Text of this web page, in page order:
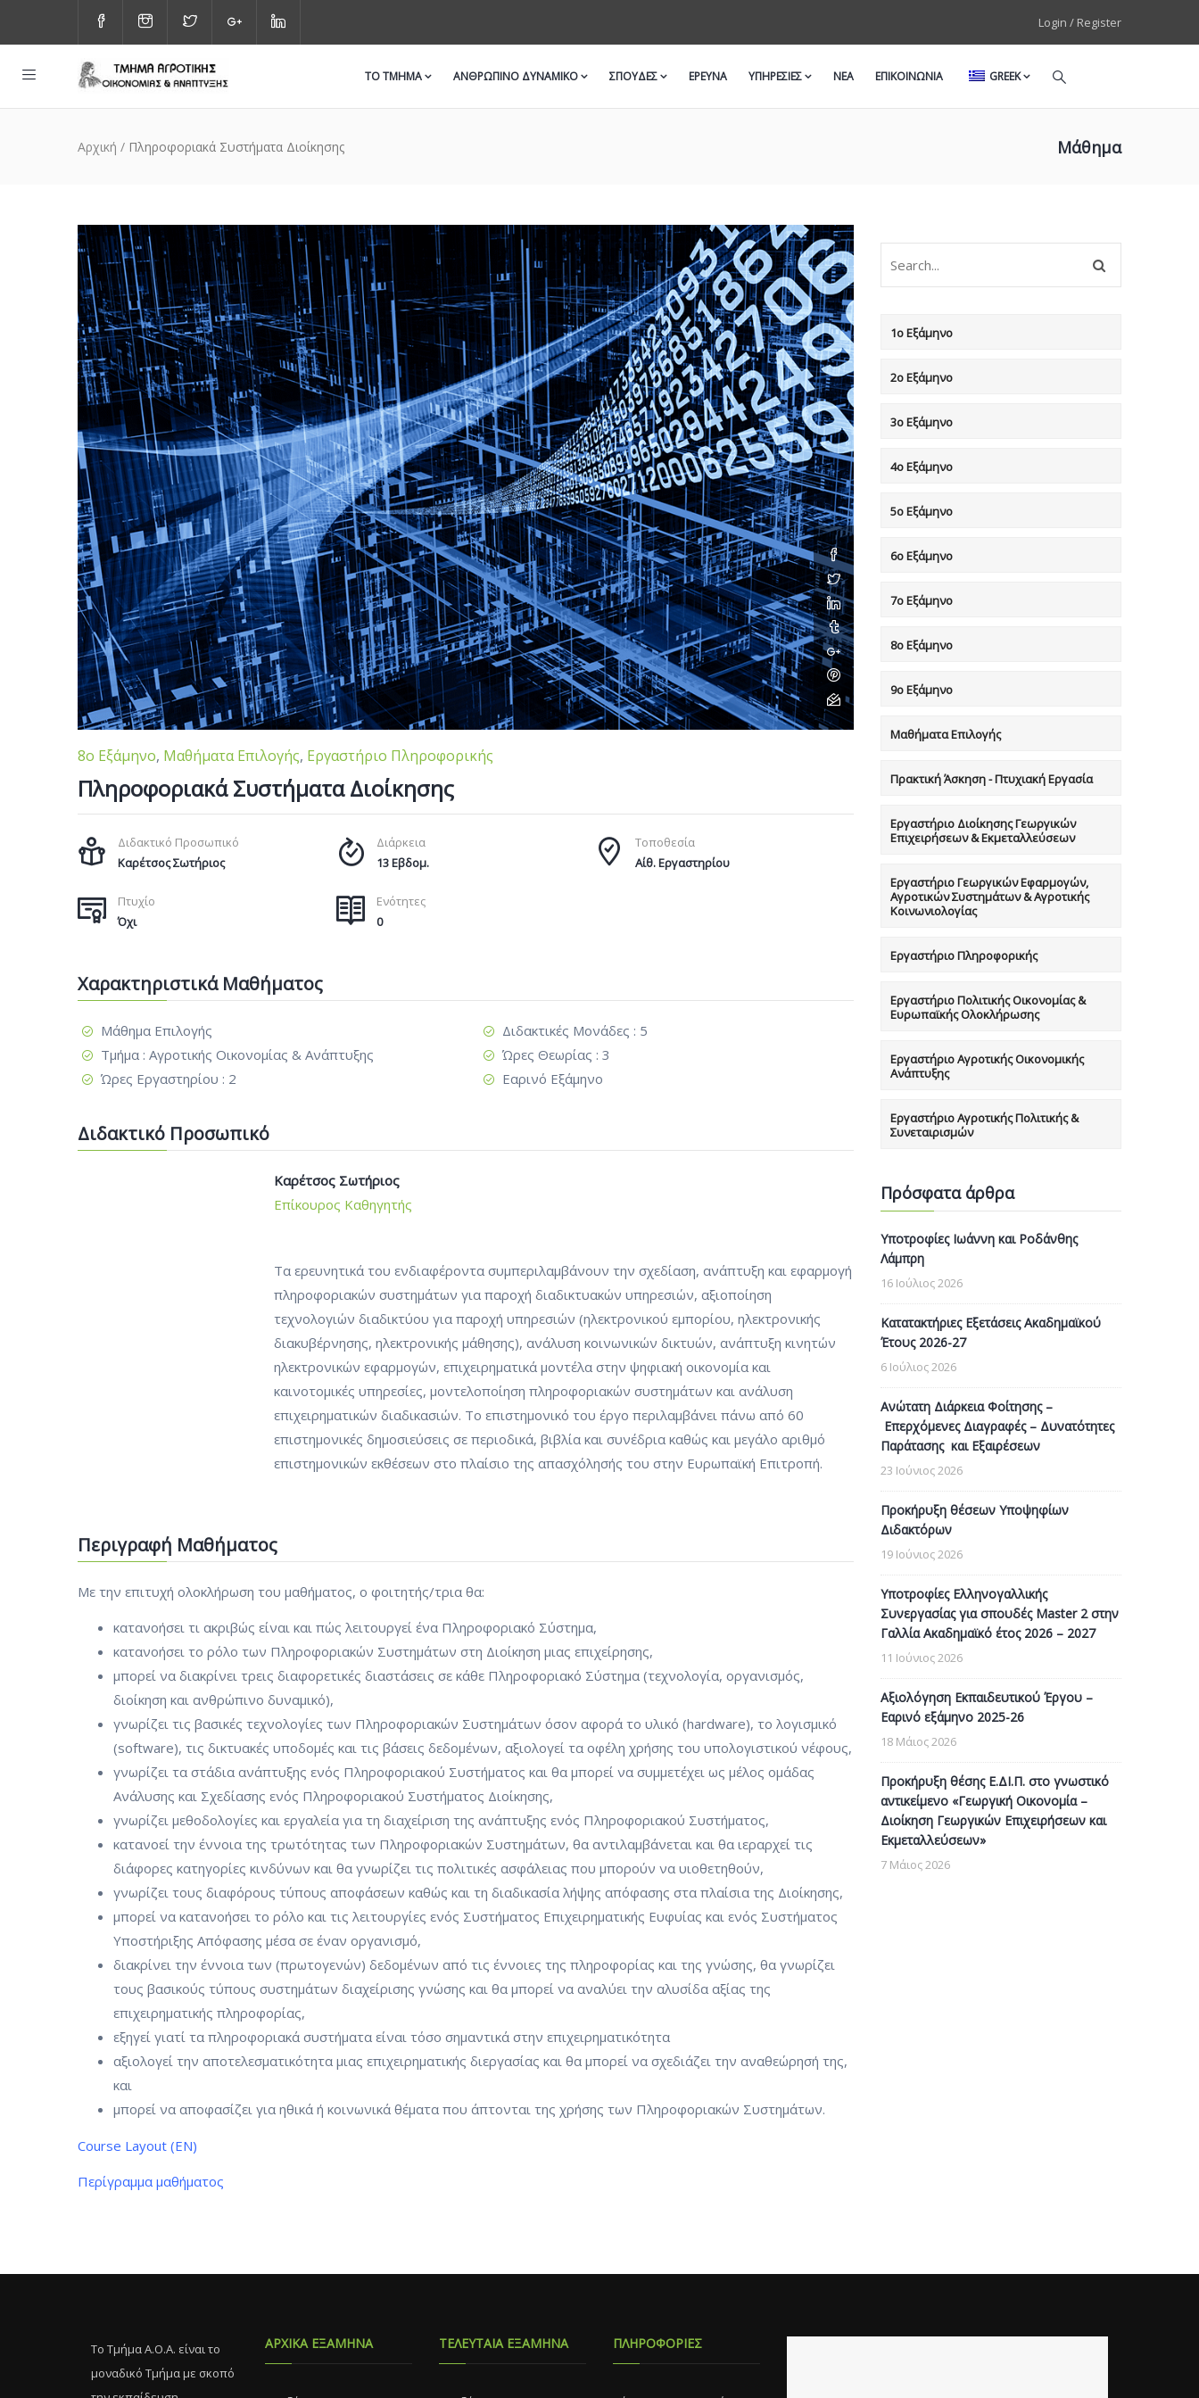
Login / Register
ΤΟ ΤΜΗΜΑ ΑΝΘΡΩΠΙΝΟ ΔΥΝΑΜΙΚΟ ΣΠΟΥΔΕΣ ΈΡΕΥΝΑ ΥΠΗΡΕΣΙΕΣ ΝΕΑ ΕΠΙΚΟΙΝΩΝΙΑ GREEK
Μάθημα
Αρχική / Πληροφοριακά Συστήματα Διοίκησης
8o Eξάμηνο, Μαθήματα Επιλογής, Εργαστήριο Πληροφορικής
Πληροφοριακά Συστήματα Διοίκησης
Διδακτικό Προσωπικό
Καρέτσος Σωτήριος
Διάρκεια
13 Εβδομ.
Τοποθεσία
Αίθ. Εργαστηρίου
Πτυχίο
Όχι
Ενότητες
0
Χαρακτηριστικά Μαθήματος
Μάθημα Επιλογής
Διδακτικές Μονάδες : 5
Τμήμα : Αγροτικής Οικονομίας & Ανάπτυξης
Ώρες Θεωρίας : 3
Ώρες Εργαστηρίου : 2
Εαρινό Εξάμηνο
Διδακτικό Προσωπικό
Καρέτσος Σωτήριος
Επίκουρος Καθηγητής
Τα ερευνητικά του ενδιαφέροντα συμπεριλαμβάνουν την σχεδίαση, ανάπτυξη και εφαρμογή
πληροφοριακών συστημάτων για παροχή διαδικτυακών υπηρεσιών, αξιοποίηση
τεχνολογιών διαδικτύου για παροχή υπηρεσιών (ηλεκτρονικού εμπορίου, ηλεκτρονικής
διακυβέρνησης, ηλεκτρονικής μάθησης), ανάλυση κοινωνικών δικτυών, ανάπτυξη κινητών
ηλεκτρονικών εφαρμογών, επιχειρηματικά μοντέλα στην ψηφιακή οικονομία και
καινοτομικές υπηρεσίες, μοντελοποίηση πληροφοριακών συστημάτων και ανάλυση
επιχειρηματικών διαδικασιών. Το επιστημονικό του έργο περιλαμβάνει πάνω από 60
επιστημονικές δημοσιεύσεις σε περιοδικά, βιβλία και συνέδρια καθώς και μεγάλο αριθμό
επιστημονικών εκθέσεων στο πλαίσιο της απασχόλησής του στην Ευρωπαϊκή Επιτροπή.
Περιγραφή Μαθήματος
Με την επιτυχή ολοκλήρωση του μαθήματος, ο φοιτητής/τρια θα:
κατανοήσει τι ακριβώς είναι και πώς λειτουργεί ένα Πληροφοριακό Σύστημα,
κατανοήσει το ρόλο των Πληροφοριακών Συστημάτων στη Διοίκηση μιας επιχείρησης,
μπορεί να διακρίνει τρεις διαφορετικές διαστάσεις σε κάθε Πληροφοριακό Σύστημα (τεχνολογία, οργανισμός,
διοίκηση και ανθρώπινο δυναμικό),
γνωρίζει τις βασικές τεχνολογίες των Πληροφοριακών Συστημάτων όσον αφορά το υλικό (hardware), το λογισμικό
(software), τις δικτυακές υποδομές και τις βάσεις δεδομένων, αξιολογεί τα οφέλη χρήσης του υπολογιστικού νέφους,
γνωρίζει τα στάδια ανάπτυξης ενός Πληροφοριακού Συστήματος και θα μπορεί να συμμετέχει ως μέλος ομάδας
Ανάλυσης και Σχεδίασης ενός Πληροφοριακού Συστήματος Διοίκησης,
γνωρίζει μεθοδολογίες και εργαλεία για τη διαχείριση της ανάπτυξης ενός Πληροφοριακού Συστήματος,
κατανοεί την έννοια της τρωτότητας των Πληροφοριακών Συστημάτων, θα αντιλαμβάνεται και θα ιεραρχεί τις
διάφορες κατηγορίες κινδύνων και θα γνωρίζει τις πολιτικές ασφάλειας που μπορούν να υιοθετηθούν,
γνωρίζει τους διαφόρους τύπους αποφάσεων καθώς και τη διαδικασία λήψης απόφασης στα πλαίσια της Διοίκησης,
μπορεί να κατανοήσει το ρόλο και τις λειτουργίες ενός Συστήματος Επιχειρηματικής Ευφυίας και ενός Συστήματος
Υποστήριξης Απόφασης μέσα σε έναν οργανισμό,
διακρίνει την έννοια των (πρωτογενών) δεδομένων από τις έννοιες της πληροφορίας και της γνώσης, θα γνωρίζει
τους βασικούς τύπους συστημάτων διαχείρισης γνώσης και θα μπορεί να αναλύει την αλυσίδα αξίας της
επιχειρηματικής πληροφορίας,
εξηγεί γιατί τα πληροφοριακά συστήματα είναι τόσο σημαντικά στην επιχειρηματικότητα
αξιολογεί την αποτελεσματικότητα μιας επιχειρηματικής διεργασίας και θα μπορεί να σχεδιάζει την αναθεώρησή της,
και
μπορεί να αποφασίζει για ηθικά ή κοινωνικά θέματα που άπτονται της χρήσης των Πληροφοριακών Συστημάτων.
Course Layout (EN)
Περίγραμμα μαθήματος
1ο Εξάμηνο
2ο Εξάμηνο
3ο Εξάμηνο
4ο Εξάμηνο
5ο Εξάμηνο
6ο Εξάμηνο
7o Eξάμηνο
8o Eξάμηνο
9ο Εξάμηνο
Μαθήματα Επιλογής
Πρακτική Άσκηση - Πτυχιακή Εργασία
Εργαστήριο Διοίκησης Γεωργικών
Επιχειρήσεων & Εκμεταλλεύσεων
Εργαστήριο Γεωργικών Εφαρμογών,
Αγροτικών Συστημάτων & Αγροτικής
Κοινωνιολογίας
Εργαστήριο Πληροφορικής
Εργαστήριο Πολιτικής Οικονομίας &
Ευρωπαϊκής Ολοκλήρωσης
Εργαστήριο Αγροτικής Οικονομικής
Ανάπτυξης
Εργαστήριο Αγροτικής Πολιτικής &
Συνεταιρισμών
Πρόσφατα άρθρα
Υποτροφίες Ιωάννη και Ροδάνθης
Λάμπρη
16 Ιούλιος 2026
Κατατακτήριες Εξετάσεις Ακαδημαϊκού
Έτους 2026-27
6 Ιούλιος 2026
Ανώτατη Διάρκεια Φοίτησης –
Επερχόμενες Διαγραφές – Δυνατότητες
Παράτασης και Εξαιρέσεων
23 Ιούνιος 2026
Προκήρυξη θέσεων Υποψηφίων
Διδακτόρων
19 Ιούνιος 2026
Υποτροφίες Ελληνογαλλικής
Συνεργασίας για σπουδές Master 2 στην
Γαλλία Ακαδημαϊκό έτος 2026 – 2027
11 Ιούνιος 2026
Αξιολόγηση Εκπαιδευτικού Έργου –
Εαρινό εξάμηνο 2025-26
18 Μάιος 2026
Προκήρυξη θέσης Ε.ΔΙ.Π. στο γνωστικό
αντικείμενο «Γεωργική Οικονομία –
Διοίκηση Γεωργικών Επιχειρήσεων και
Εκμεταλλεύσεων»
7 Μάιος 2026
Το Τμήμα Α.Ο.Α. είναι το
μοναδικό Τμήμα με σκοπό
ΑΡΧΙΚΑ ΕΞΑΜΗΝΑ ΤΕΛΕΥΤΑΙΑ ΕΞΑΜΗΝΑ ΠΛΗΡΟΦΟΡΙΕΣ